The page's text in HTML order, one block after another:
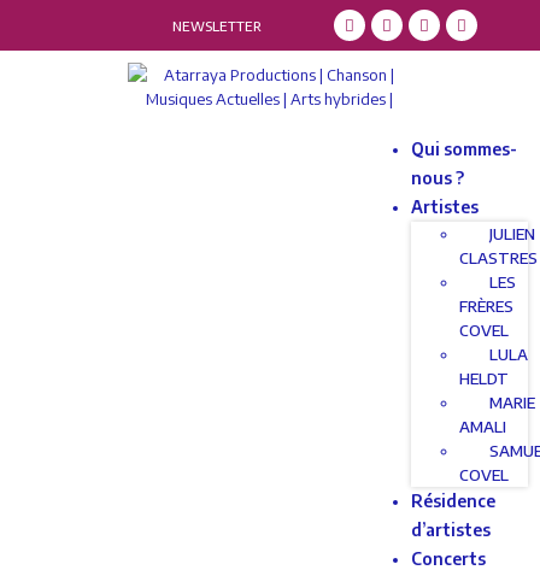
NEWSLETTER
Qui sommes-
nous ?
Artistes
JULIEN
CLASTRES
LES
FRÈRES
COVEL
LULA
HELDT
MARIE
AMALI
COVEL
Résidence
d’artistes
Concerts